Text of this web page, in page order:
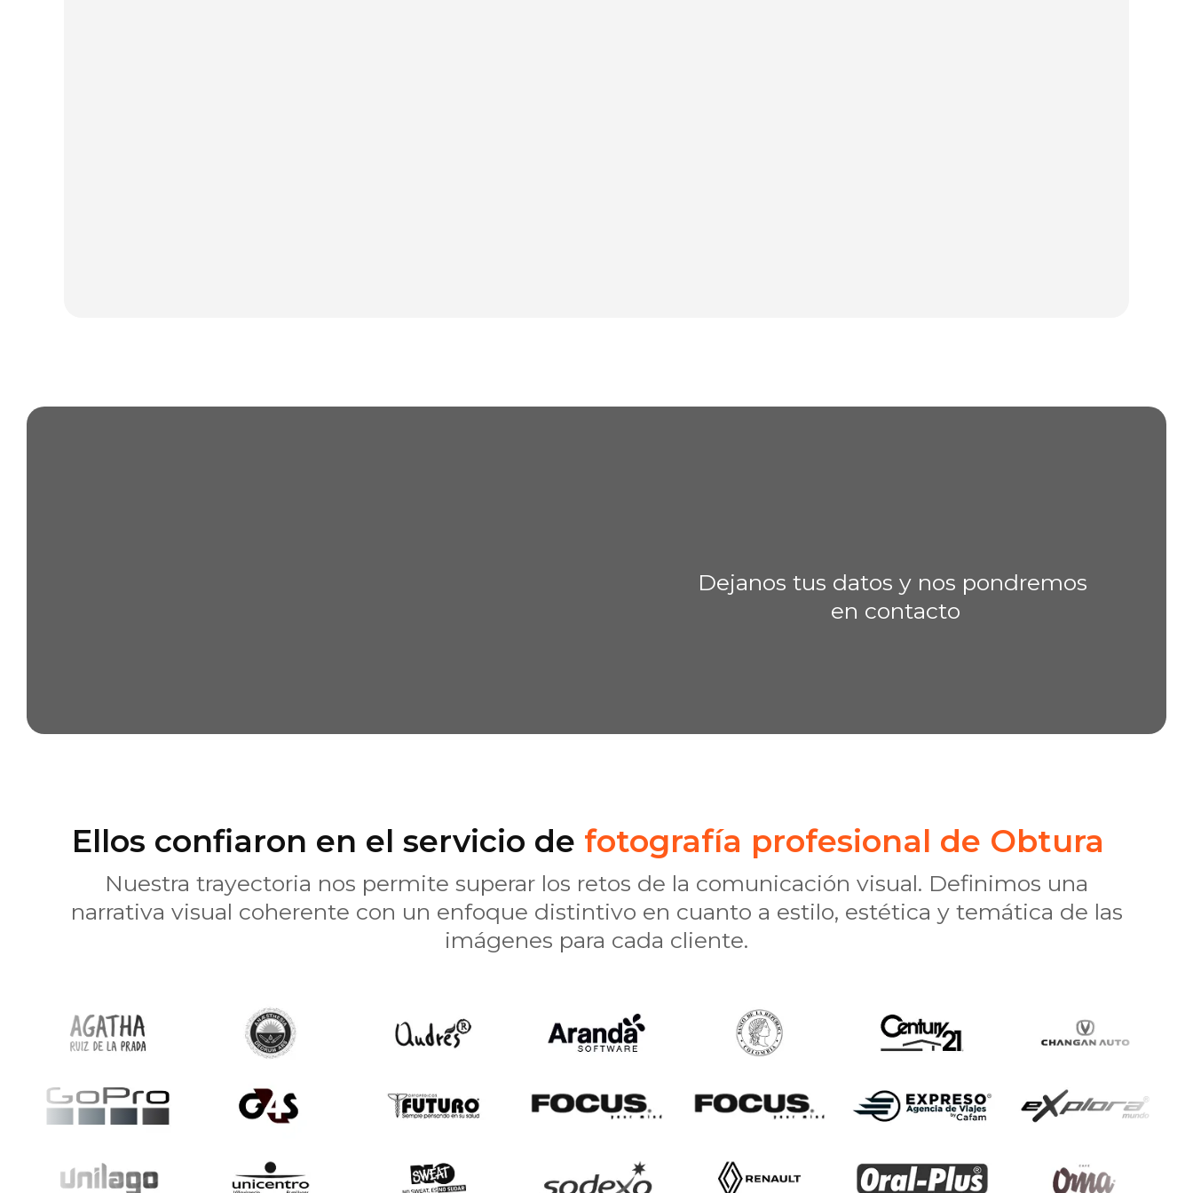
Ellos confiaron en el servicio de fotografía profesional de Obtura
Nuestra trayectoria nos permite superar los retos de la comunicación visual. Definimos una
narrativa visual coherente con un enfoque distintivo en cuanto a estilo, estética y temática de las
imágenes para cada cliente.